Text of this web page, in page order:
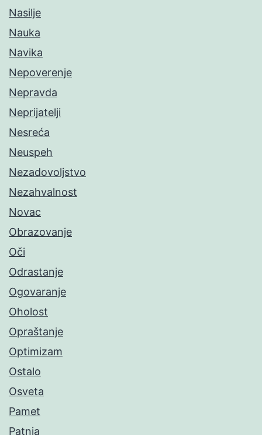
Nasilje
Nauka
Navika
Nepoverenje
Nepravda
Neprijatelji
Nesreća
Neuspeh
Nezadovoljstvo
Nezahvalnost
Novac
Obrazovanje
Oči
Odrastanje
Ogovaranje
Oholost
Opraštanje
Optimizam
Ostalo
Osveta
Pamet
Patnja